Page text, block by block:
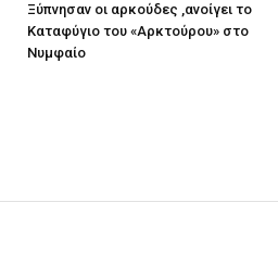
Ξύπνησαν οι αρκούδες ,ανοίγει το
Καταφύγιο του «Αρκτούρου» στο
Νυμφαίο